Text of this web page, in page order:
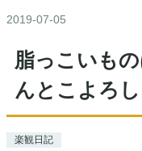
2019-07-05
脂っこいも
んとこよろ
楽観日記